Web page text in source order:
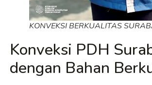
KONVEKSI BERKUALITAS
Konveksi PDH
dengan Bahan